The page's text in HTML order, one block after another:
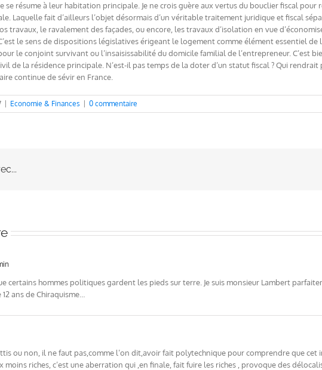
se résume à leur habitation principale. Je ne crois guère aux vertus du bouclier fiscal
Laquelle fait d’ailleurs l’objet désormais d’un véritable traitement juridique et fiscal
travaux, le ravalement des façades, ou encore, les travaux d’isolation en vue
le sens de dispositions législatives érigeant le logement comme élément essentiel
le conjoint survivant ou l’insaisissabilité du domicile familial de l’entrepreneur. C’est
de la résidence principale. N’est-il pas temps de la doter d’un statut fiscal ? Qui
continue de sévir en France.
Economie & Finances 0 commentaire
certains hommes politiques gardent les pieds sur terre. Je suis monsieur Lambert
ans de Chiraquisme…
ou non, il ne faut pas,comme l’on dit,avoir fait polytechnique pour comprendre que
moins riches, c’est une aberration qui ,en finale, fait fuire les riches , provoque des